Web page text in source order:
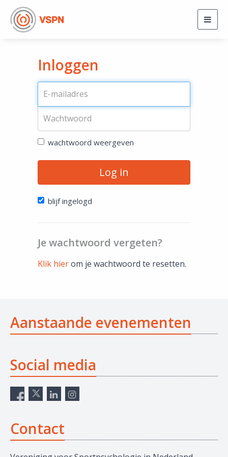
Inloggen
wachtwoord weergeven
Log in
blijf ingelogd
Je wachtwoord vergeten?
Klik hierom je wachtwoord te resetten.
Aanstaande evenementen
Social media
Contact